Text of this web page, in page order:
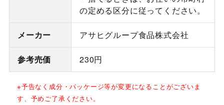
の定める区分に従ってください。
メーカー アサヒグループ食品株式会社
参考売価 230円
※予告なく成分・パッケージ等が変更になることがございま
す、予めご了承ください。